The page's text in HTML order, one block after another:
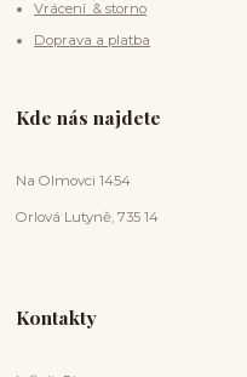
Vrácení & storno
Doprava a platba
Kde nás najdete
Na Olmovci 1454
Orlová Lutyně, 735 14
Kontakty